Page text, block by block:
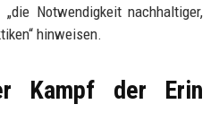
Notwendigkeit nachhaltiger,
hinweisen.
Kampf der Erin